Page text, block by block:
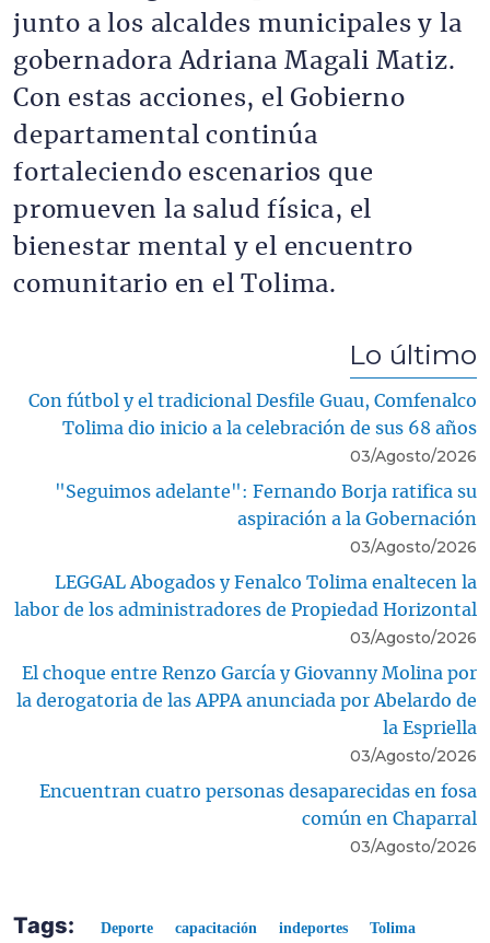
junto a los alcaldes municipales y la
gobernadora Adriana Magali Matiz.
Con estas acciones, el Gobierno
departamental continúa
fortaleciendo escenarios que
promueven la salud física, el
bienestar mental y el encuentro
comunitario en el Tolima.
Lo último
Con fútbol y el tradicional Desfile Guau, Comfenalco
Tolima dio inicio a la celebración de sus 68 años
03/Agosto/2026
"Seguimos adelante": Fernando Borja ratifica su
aspiración a la Gobernación
03/Agosto/2026
LEGGAL Abogados y Fenalco Tolima enaltecen la
labor de los administradores de Propiedad Horizontal
03/Agosto/2026
El choque entre Renzo García y Giovanny Molina por
la derogatoria de las APPA anunciada por Abelardo de
la Espriella
03/Agosto/2026
Encuentran cuatro personas desaparecidas en fosa
común en Chaparral
03/Agosto/2026
Tags: Deporte capacitación indeportes Tolima